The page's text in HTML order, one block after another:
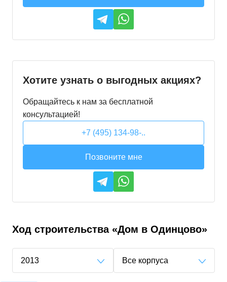
Хотите узнать о выгодных акциях?
Обращайтесь к нам за бесплатной
консультацией!
+7 (495) 134-98-..
Позвоните мне
Ход строительства «Дом в Одинцово»
2013 Все корпуса